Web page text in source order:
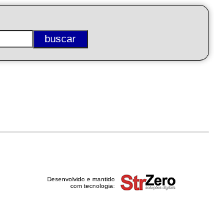
Desenvolvido e mantido
com tecnologia: